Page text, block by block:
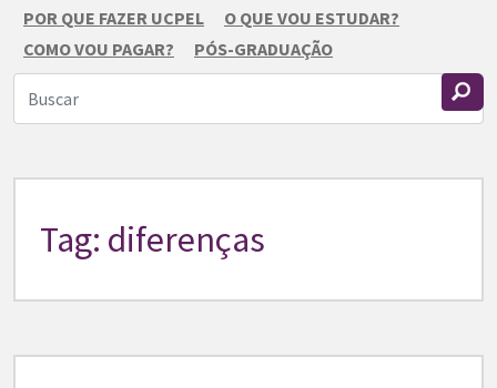
POR QUE FAZER UCPEL
O QUE VOU ESTUDAR?
COMO VOU PAGAR?
PÓS-GRADUAÇÃO
Tag: diferenças